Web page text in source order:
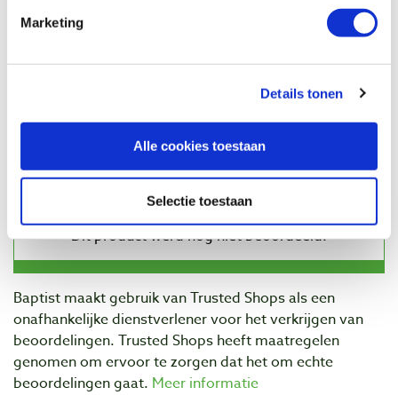
Marketing
Details tonen
Alle cookies toestaan
Selectie toestaan
€ 189,26 excl. btw
Beoordelingen
Baptist maakt gebruik van Trusted Shops als een
onafhankelijke dienstverlener voor het verkrijgen van
beoordelingen. Trusted Shops heeft maatregelen
genomen om ervoor te zorgen dat het om echte
beoordelingen gaat. Meer informatie